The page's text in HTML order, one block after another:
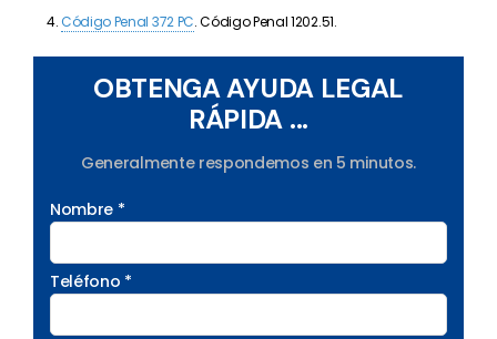
Código Penal 372 PC. Código Penal 1202.51.
OBTENGA AYUDA LEGAL
RÁPIDA ...
Generalmente respondemos en 5 minutos.
Nombre *
Teléfono *